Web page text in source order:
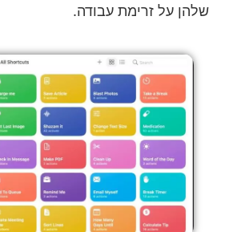
שלהן על זרימת עבודה.